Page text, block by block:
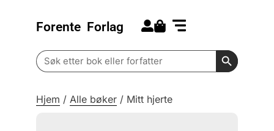
Forente Forlag
Search
for:
Search
Hjem / Alle bøker / Mitt hjerte